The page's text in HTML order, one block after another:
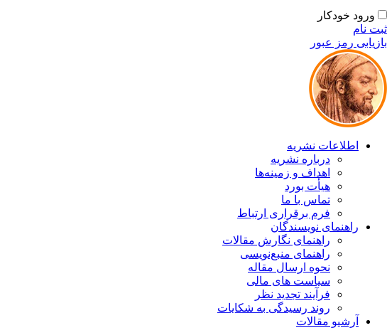
ورود خودکار
ثبت نام
بازیابی رمز عبور
اطلاعات نشریه
درباره نشریه
اهداف و زمینه‌ها
هیأت بورد
تماس با ما
فرم برقراری ارتباط
راهنمای نویسندگان
راهنمای نگارش مقالات
راهنمای منبع‌نویسی
نحوه ارسال مقاله
سیاست های مالی
فرآیند تجدید نظر
روند رسیدگی به شکایات
آرشیو مقالات